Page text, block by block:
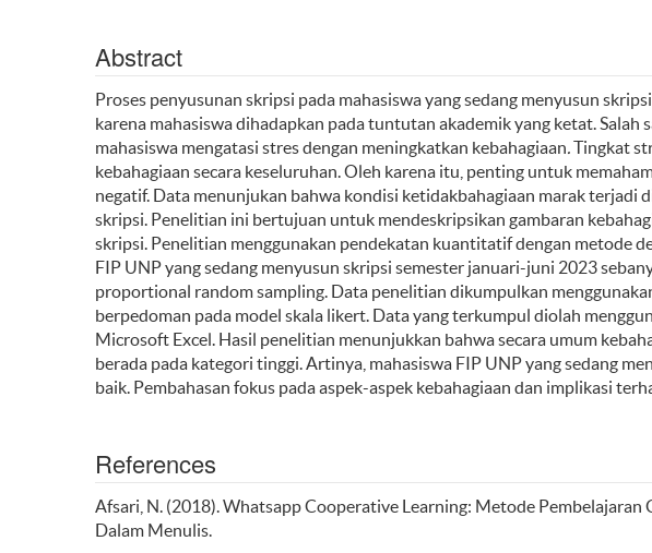
Abstract
Proses penyusunan skripsi pada mahasiswa yang sedang menyusun
karena mahasiswa dihadapkan pada tuntutan akademik yang ketat.
mahasiswa mengatasi stres dengan meningkatkan kebahagiaan.Tingkat
kebahagiaan secara keseluruhan. Oleh karena itu, penting untuk
negatif. Data menunjukan bahwa kondisi ketidakbahagiaan marak terjadi
skripsi. Penelitian ini bertujuan untuk mendeskripsikan gambaran
skripsi. Penelitian menggunakan pendekatan kuantitatif dengan metode
FIP UNP yang sedang menyusun skripsi semester januari-juni 2023
proportional random sampling. Data penelitian dikumpulkan
berpedoman pada model skala likert. Data yang terkumpul diolah
Microsoft Excel. Hasil penelitian menunjukkan bahwa secara umum
berada pada kategori tinggi. Artinya, mahasiswa FIP UNP yang sedang
baik. Pembahasan fokus pada aspek-aspek kebahagiaan dan implikasi
References
Afsari, N. (2018). Whatsapp Cooperative Learning: Metode
Dalam Menulis.